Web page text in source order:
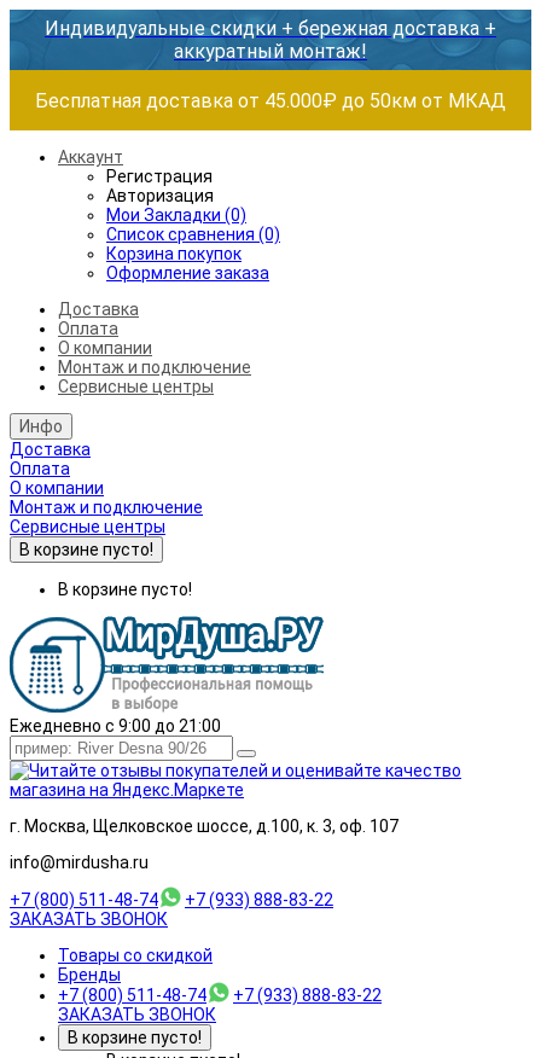
Индивидуальные скидки + бережная доставка +
аккуратный монтаж!
Бесплатная доставка от 45.000₽ до 50км от МКАД
Аккаунт
Регистрация
Авторизация
Мои Закладки (0)
Список сравнения (0)
Корзина покупок
Оформление заказа
Доставка
Оплата
О компании
Монтаж и подключение
Сервисные центры
Инфо
Доставка
Оплата
О компании
Монтаж и подключение
Сервисные центры
В корзине пусто!
В корзине пусто!
Ежедневно с 9:00 до 21:00
г. Москва, Щелковское шоссе, д.100, к. 3, оф. 107
info@mirdusha.ru
+7 (800) 511-48-74
+7 (933) 888-83-22
ЗАКАЗАТЬ ЗВОНОК
Товары со скидкой
Бренды
+7 (800) 511-48-74
+7 (933) 888-83-22
ЗАКАЗАТЬ ЗВОНОК
В корзине пусто!